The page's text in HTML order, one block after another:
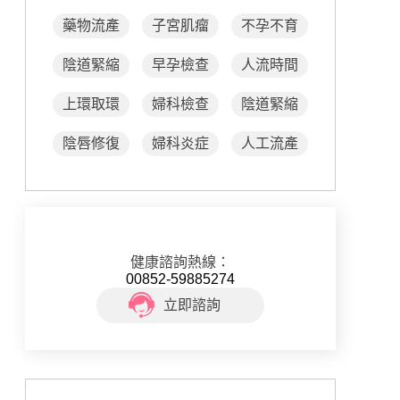
藥物流產 子宮肌瘤 不孕不育
陰道緊縮 早孕檢查 人流時間
上環取環 婦科檢查 陰道緊縮
陰唇修復 婦科炎症 人工流產
健康諮詢熱線：
00852-59885274
立即諮詢